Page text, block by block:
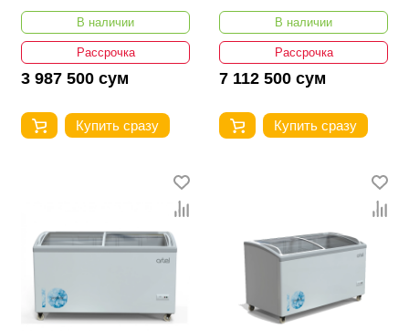
В наличии
Рассрочка
3 987 500 сум
Купить сразу
В наличии
Рассрочка
7 112 500 сум
Купить сразу